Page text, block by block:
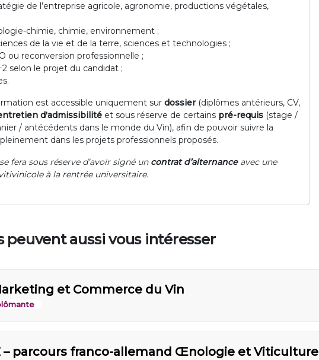
de l’entreprise agricole, agronomie, productions végétales,
chimie, chimie, environnement ;
de la vie et de la terre, sciences et technologies ;
ou reconversion professionnelle ;
selon le projet du candidat ;
est accessible uniquement sur dossier (diplômes antérieurs, CV,
d'admissibilité et sous réserve de certains pré-requis (stage /
/ antécédents dans le monde du Vin), afin de pouvoir suivre la
dans les projets professionnels proposés.
fera sous réserve d’avoir signé un contrat d’alternanceavec une
à la rentrée universitaire.
peuvent aussi vous intéresser
et Commerce du Vin
– parcours franco-allemand Œnologie et Viticulture